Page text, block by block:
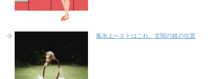
風水上ベストはこれ。玄関の鏡の位置